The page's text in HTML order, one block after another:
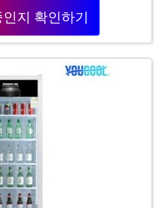
지 확인하기